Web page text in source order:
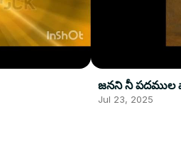
జనని నీ
Jul 23, 2025